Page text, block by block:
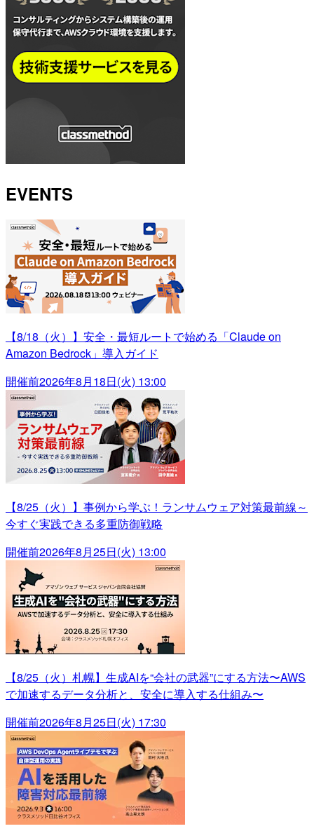
EVENTS
【8/18（火）】安全・最短ルートで始める「Claude on
Amazon Bedrock」導入ガイド
開催前2026年8月18日(火) 13:00
【8/25（火）】事例から学ぶ！ランサムウェア対策最前線～
今すぐ実践できる多重防御戦略
開催前2026年8月25日(火) 13:00
【8/25（火）札幌】生成AIを“会社の武器”にする方法〜AWS
で加速するデータ分析と、安全に導入する仕組み〜
開催前2026年8月25日(火) 17:30